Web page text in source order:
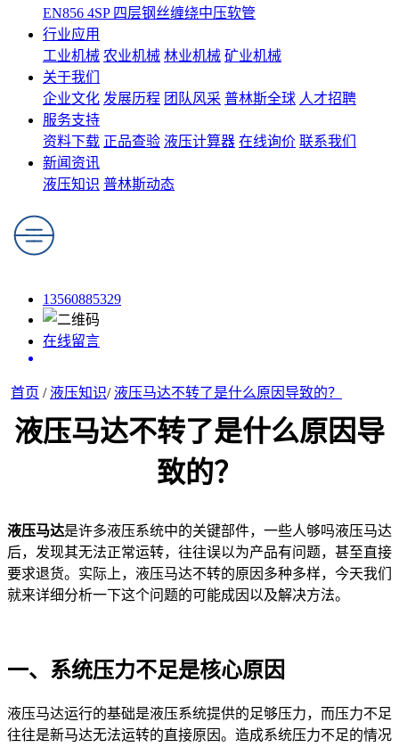
EN856 4SP 四层钢丝缠绕中压软管
行业应用
工业机械 农业机械 林业机械 矿业机械
关于我们
企业文化 发展历程 团队风采 普林斯全球 人才招聘
服务支持
资料下载 正品查验 液压计算器 在线询价 联系我们
新闻资讯
液压知识 普林斯动态
13560885329
在线留言
首页 / 液压知识/ 液压马达不转了是什么原因导致的？
液压马达不转了是什么原因导
致的？
液压马达是许多液压系统中的关键部件，一些人够吗液压马达
后，发现其无法正常运转，往往误以为产品有问题，甚至直接
要求退货。实际上，液压马达不转的原因多种多样，今天我们
就来详细分析一下这个问题的可能成因以及解决方法。
一、系统压力不足是核心原因
液压马达运行的基础是液压系统提供的足够压力，而压力不足
往往是新马达无法运转的直接原因。造成系统压力不足的情况